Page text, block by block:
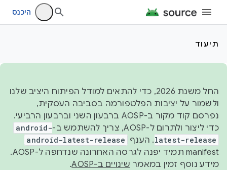
היכנס
תיעוד
החל משנת 2026, כדי להתאים למודל הפיתוח היציב שלנו
ולשמור על יציבות הפלטפורמה בסביבה העסקית,
נפרסם קוד מקור ב-AOSP ברבעון השני וברבעון הרביעי.
כדי ליצור ולתרום ל-AOSP, צריך להשתמש ב-
android-
latest-release. הענף android-latest-release
manifest תמיד יפנה לגרסה האחרונה שנדחפה ל-AOSP.
מידע נוסף זמין במאמר שינויים ב-AOSP .